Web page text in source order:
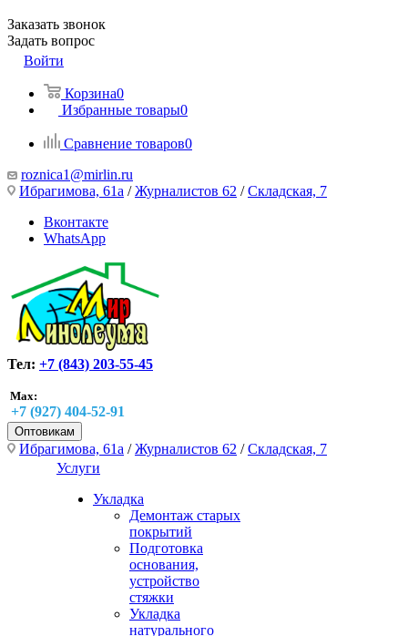
Заказать звонок
Задать вопрос
Войти
Корзина0
Избранные товары0
Сравнение товаров0
roznica1@mirlin.ru
Ибрагимова, 61а /Журналистов 62 /Складская, 7
Вконтакте
WhatsApp
Тел: +7 (843) 203-55-45
Max:
+7 (927) 404-52-91
Оптовикам
Ибрагимова, 61а /Журналистов 62 /Складская, 7
Услуги
Укладка
Демонтаж старых
покрытий
Подготовка
основания,
устройство
стяжки
Укладка
натурального